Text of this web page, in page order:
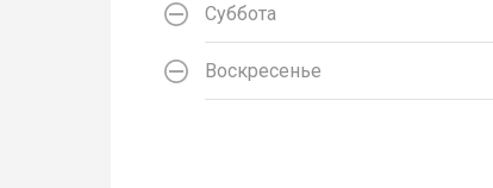
Суббота
Воскресенье